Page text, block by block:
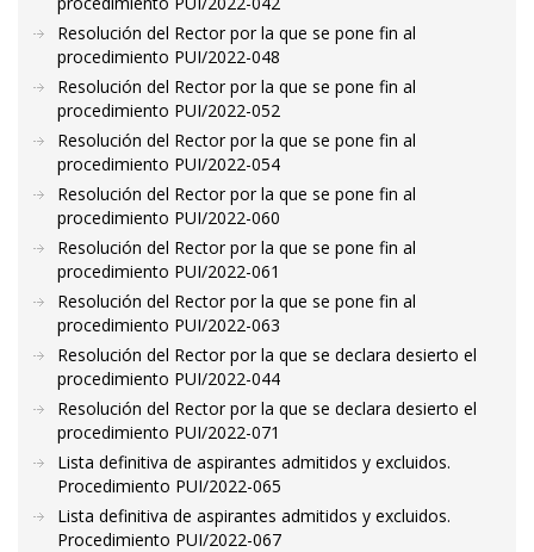
Resolución del Rector por la que se pone fin al
procedimiento PUI/2022-048
Resolución del Rector por la que se pone fin al
procedimiento PUI/2022-052
Resolución del Rector por la que se pone fin al
procedimiento PUI/2022-054
Resolución del Rector por la que se pone fin al
procedimiento PUI/2022-060
Resolución del Rector por la que se pone fin al
procedimiento PUI/2022-061
Resolución del Rector por la que se pone fin al
procedimiento PUI/2022-063
Resolución del Rector por la que se declara desierto el
procedimiento PUI/2022-044
Resolución del Rector por la que se declara desierto el
procedimiento PUI/2022-071
Lista definitiva de aspirantes admitidos y excluidos.
Procedimiento PUI/2022-065
Lista definitiva de aspirantes admitidos y excluidos.
Procedimiento PUI/2022-067